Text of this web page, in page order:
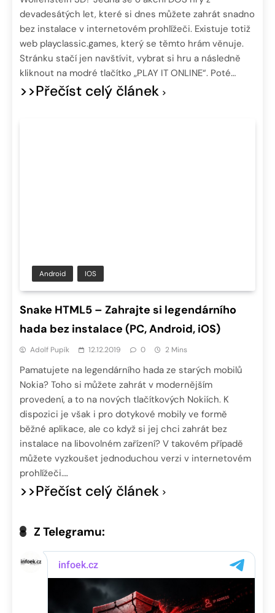
devadesátých let, které si dnes můžete zahrát snadno
bez instalace v internetovém prohlížeči. Existuje totiž
web playclassic.games, který se těmto hrám věnuje.
Stránku stačí jen navštívit, vybrat si hru a následně
kliknout na modré tlačítko „PLAY IT ONLINE“. Poté…
>>Přečíst celý článek
Android IOS
Snake HTML5 – Zahrajte si legendárního
hada bez instalace (PC, Android, iOS)
Adolf Pupík 12.12.2019 0 2 Mins
Pamatujete na legendárního hada ze starých mobilů
Nokia? Toho si můžete zahrát v modernějším
provedení, a to na nových tlačítkových Nokiích. K
dispozici je však i pro dotykové mobily ve formě
běžné aplikace, ale co když si jej chci zahrát bez
instalace na libovolném zařízení? V takovém případě
můžete vyzkoušet jednoduchou verzi v internetovém
prohlížeči….
>>Přečíst celý článek
Z Telegramu: